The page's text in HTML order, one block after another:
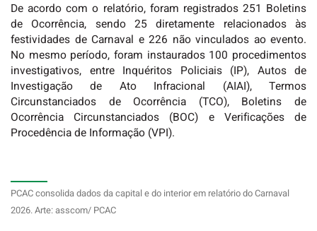
De acordo com o relatório, foram registrados 251 Boletins
de Ocorrência, sendo 25 diretamente relacionados às
festividades de Carnaval e 226 não vinculados ao evento.
No mesmo período, foram instaurados 100 procedimentos
investigativos, entre Inquéritos Policiais (IP), Autos de
Investigação de Ato Infracional (AIAI), Termos
Circunstanciados de Ocorrência (TCO), Boletins de
Ocorrência Circunstanciados (BOC) e Verificações de
Procedência de Informação (VPI).
PCAC consolida dados da capital e do interior em relatório do Carnaval
2026. Arte: asscom/ PCAC